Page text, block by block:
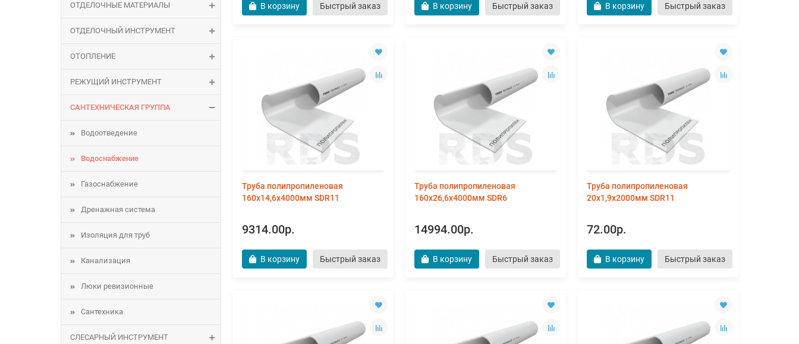
ОТДЕЛОЧНЫЕ МАТЕРИАЛЫ
ОТДЕЛОЧНЫЙ ИНСТРУМЕНТ
ОТОПЛЕНИЕ
РЕЖУЩИЙ ИНСТРУМЕНТ
САНТЕХНИЧЕСКАЯ ГРУППА
Водоотведение
Водоснабжение
Газоснабжение
Дренажная система
Изоляция для труб
Канализация
Люки ревизионные
Сантехника
СЛЕСАРНЫЙ ИНСТРУМЕНТ
В корзину Быстрый заказ В корзину Быстрый заказ В корзину Быстрый заказ
Труба полипропиленовая
160х14,6х4000мм SDR11
9314.00р.
В корзину Быстрый заказ
Труба полипропиленовая
160х26,6х4000мм SDR6
14994.00р.
В корзину Быстрый заказ
Труба полипропиленовая
20х1,9х2000мм SDR11
72.00р.
В корзину Быстрый заказ